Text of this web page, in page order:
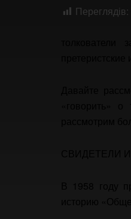
Переглядів: